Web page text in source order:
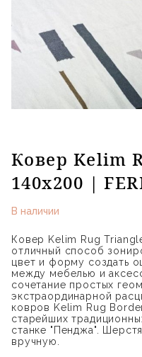
Ковер Kelim
140x200 |
В наличии
Ковер Kelim Rug
отличный способ
цвет и форму создать
между мебелью и
сочетание простых
экстраординарной
ковров Kelim Rug
старейших
станке "Пенджа".
вручную.